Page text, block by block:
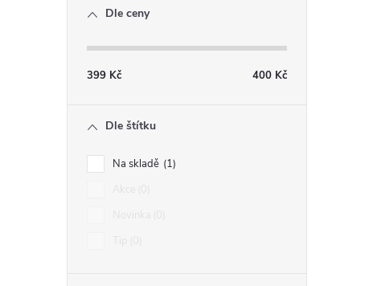
Dle ceny
399 Kč 400 Kč
Dle štítku
Na skladě 1